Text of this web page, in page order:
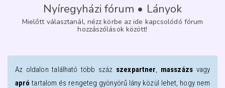
Nyíregyházi fórum • Lányok
Mielőtt választanál, nézz körbe az ide kapcsolódó fórum
hozzászólások között!
Az oldalon található több száz szexpartner, masszázsvagy
apró tartalom és rengeteg gyönyörű lány közül lehet, hogy nem